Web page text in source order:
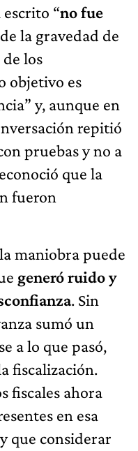
“no fue
la gravedad de
los
objetivo es
y, aunque en
repitió
pruebas y no a
que la
fueron
maniobra puede
generó ruido y
. Sin
sumó un
a lo que pasó,
fiscalización.
fiscales ahora
en esa
que considerar